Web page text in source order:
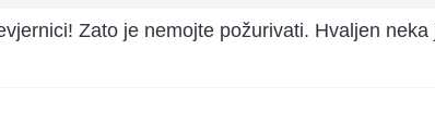
Zato je nemojte požurivati. Hvaljen